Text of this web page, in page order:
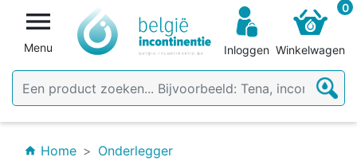

Menu Inloggen
0
Winkelwagen
home Home
Onderlegger